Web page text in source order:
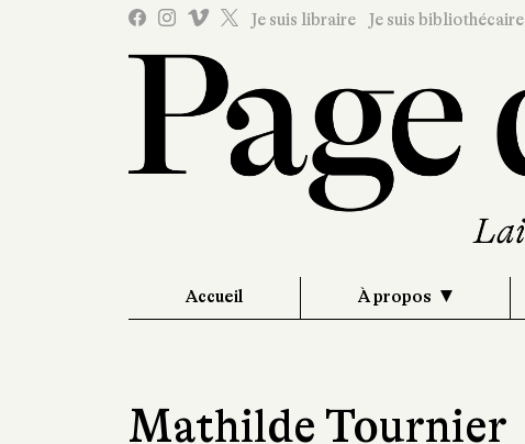
Je suis libraire Je suis bibliothécaire
Accueil À propos
Mathilde Tournier